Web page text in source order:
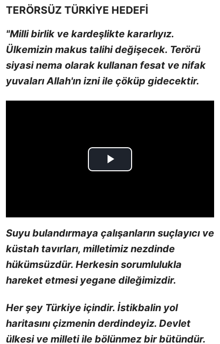
TERÖRSÜZ TÜRKİYE HEDEFİ
"Milli birlik ve kardeşlikte kararlıyız.
Ülkemizin makus talihi değişecek. Terörü
siyasi nema olarak kullanan fesat ve nifak
yuvaları Allah'ın izni ile çöküp gidecektir.
Suyu bulandırmaya çalışanların suçlayıcı ve
küstah tavırları, milletimiz nezdinde
hükümsüzdür. Herkesin sorumlulukla
hareket etmesi yegane dileğimizdir.
Her şey Türkiye içindir. İstikbalin yol
haritasını çizmenin derdindeyiz. Devlet
ülkesi ve milleti ile bölünmez bir bütündür.